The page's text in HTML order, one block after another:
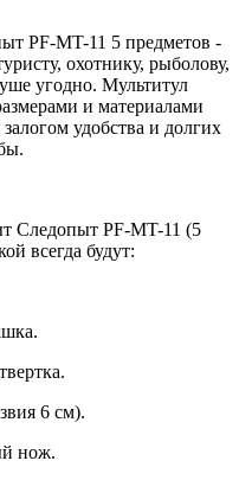
PF-MT-11 5 предметов -
охотнику, рыболову,
угодно. Мультитул
и материалами
удобства и долгих
Следопыт PF-MT-11 (5
всегда будут:
6 см).
нож.